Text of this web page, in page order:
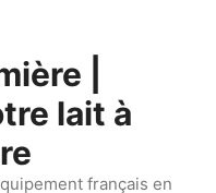
|
lait à
français en